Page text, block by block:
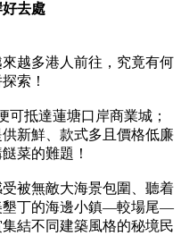
去處
越多港人前往，究竟有何
索！
可抵達蓮塘口岸商業城；
新鮮、款式多且價格低廉
菜的難題！
被無敵大海景包圍、聽着
墾丁的海邊小鎮—較場尾—
結不同建築風格的秘境民